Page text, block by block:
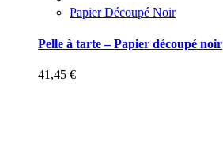
Papier Découpé Noir
Pelle à tarte – Papier découpé noir
41,45 €